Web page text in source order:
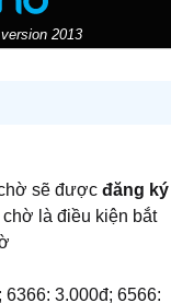
2013
sẽ được đăng ký
là điều kiện bắt
6366: 3.000đ; 6566: